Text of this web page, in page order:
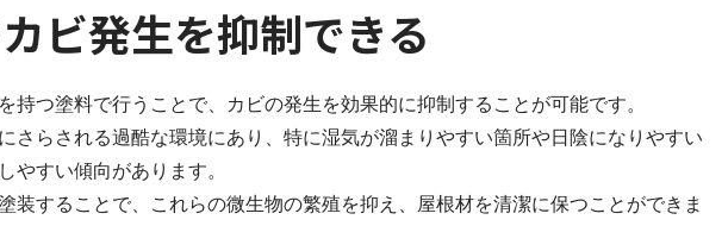
ビ発生を抑制できる
持つ塗料で行うことで、カビの発生を効果的に抑制することが可能です。
さらされる過酷な環境にあり、特に湿気が溜まりやすい箇所や日陰になりやすい
やすい傾向があります。
装することで、これらの微生物の繁殖を抑え、屋根材を清潔に保つことができま